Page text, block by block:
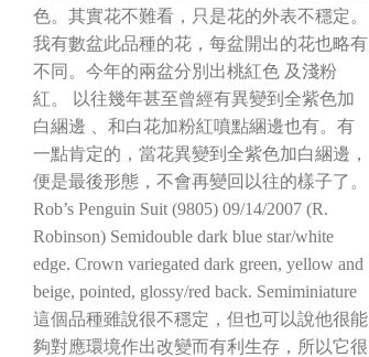
色。其實花不難看，只是花的外表不穩定。
我有數盆此品種的花，每盆開出的花也略有
不同。今年的兩盆分別出桃紅色 及淺粉
紅。 以往幾年甚至曾經有異變到全紫色加
白綑邊 、和白花加粉紅噴點綑邊也有。有
一點肯定的，當花異變到全紫色加白綑邊，
便是最後形態，不會再變回以往的樣子了。
Rob’s Penguin Suit (9805) 09/14/2007 (R.
Robinson) Semidouble dark blue star/white
edge. Crown variegated dark green, yellow and
beige, pointed, glossy/red back. Semiminiature
這個品種雖說很不穩定，但也可以說他很能
夠對應環境作出改變而有利生存，所以它很